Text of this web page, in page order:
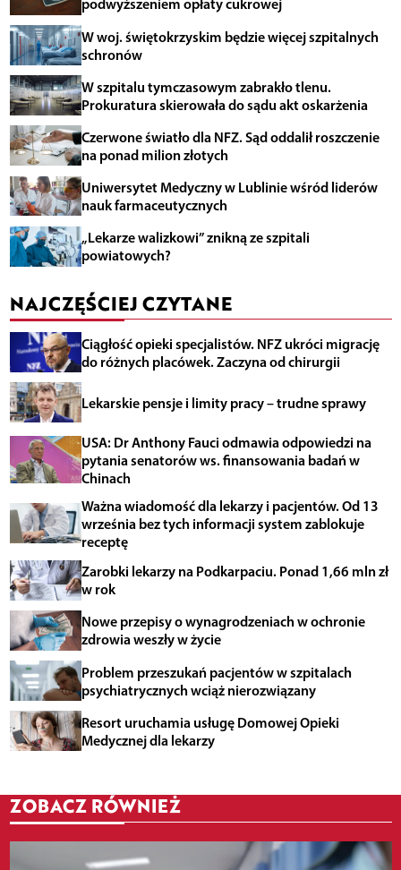
podwyższeniem opłaty cukrowej
W woj. świętokrzyskim będzie więcej szpitalnych
schronów
W szpitalu tymczasowym zabrakło tlenu.
Prokuratura skierowała do sądu akt oskarżenia
Czerwone światło dla NFZ. Sąd oddalił roszczenie
na ponad milion złotych
Uniwersytet Medyczny w Lublinie wśród liderów
nauk farmaceutycznych
„Lekarze walizkowi” znikną ze szpitali
powiatowych?
NAJCZĘŚCIEJ CZYTANE
Ciągłość opieki specjalistów. NFZ ukróci migrację
do różnych placówek. Zaczyna od chirurgii
Lekarskie pensje i limity pracy – trudne sprawy
USA: Dr Anthony Fauci odmawia odpowiedzi na
pytania senatorów ws. finansowania badań w
Chinach
Ważna wiadomość dla lekarzy i pacjentów. Od 13
września bez tych informacji system zablokuje
receptę
Zarobki lekarzy na Podkarpaciu. Ponad 1,66 mln zł
w rok
Nowe przepisy o wynagrodzeniach w ochronie
zdrowia weszły w życie
Problem przeszukań pacjentów w szpitalach
psychiatrycznych wciąż nierozwiązany
Resort uruchamia usługę Domowej Opieki
Medycznej dla lekarzy
ZOBACZ RÓWNIEŻ